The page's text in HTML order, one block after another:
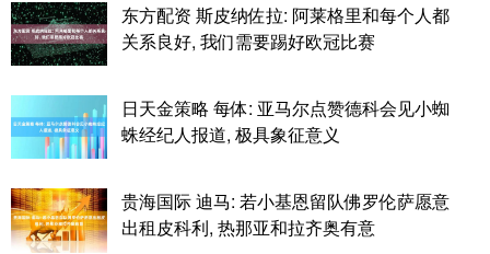
东方配资 斯皮纳佐拉: 阿莱格里和每个人都
关系良好, 我们需要踢好欧冠比赛
日天金策略 每体: 亚马尔点赞德科会见小蜘
蛛经纪人报道, 极具象征意义
贵海国际 迪马: 若小基恩留队佛罗伦萨愿意
出租皮科利, 热那亚和拉齐奥有意